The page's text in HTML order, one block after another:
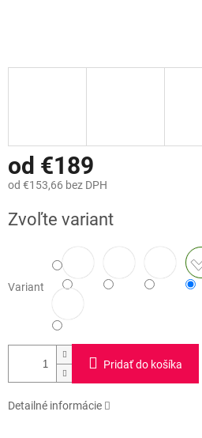
od €189
od €153,66 bez DPH
cena:
Zvoľte variant
Variant
Pridať do košíka
Detailné informácie